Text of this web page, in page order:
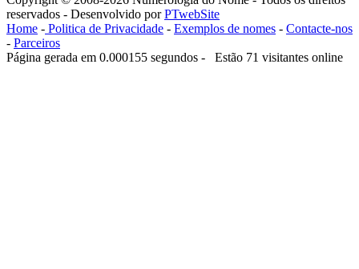
reservados - Desenvolvido porPTwebSite
Home - Politica de Privacidade - Exemplos de nomes - Contacte-nos
- Parceiros
Página gerada em 0.000155 segundos - Estão 71 visitantes online